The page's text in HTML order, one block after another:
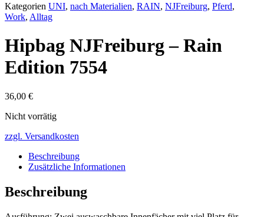
Kategorien UNI, nach Materialien, RAIN, NJFreiburg, Pferd,
Work, Alltag
Hipbag NJFreiburg – Rain
Edition 7554
36,00 €
Nicht vorrätig
zzgl. Versandkosten
Beschreibung
Zusätzliche Informationen
Beschreibung